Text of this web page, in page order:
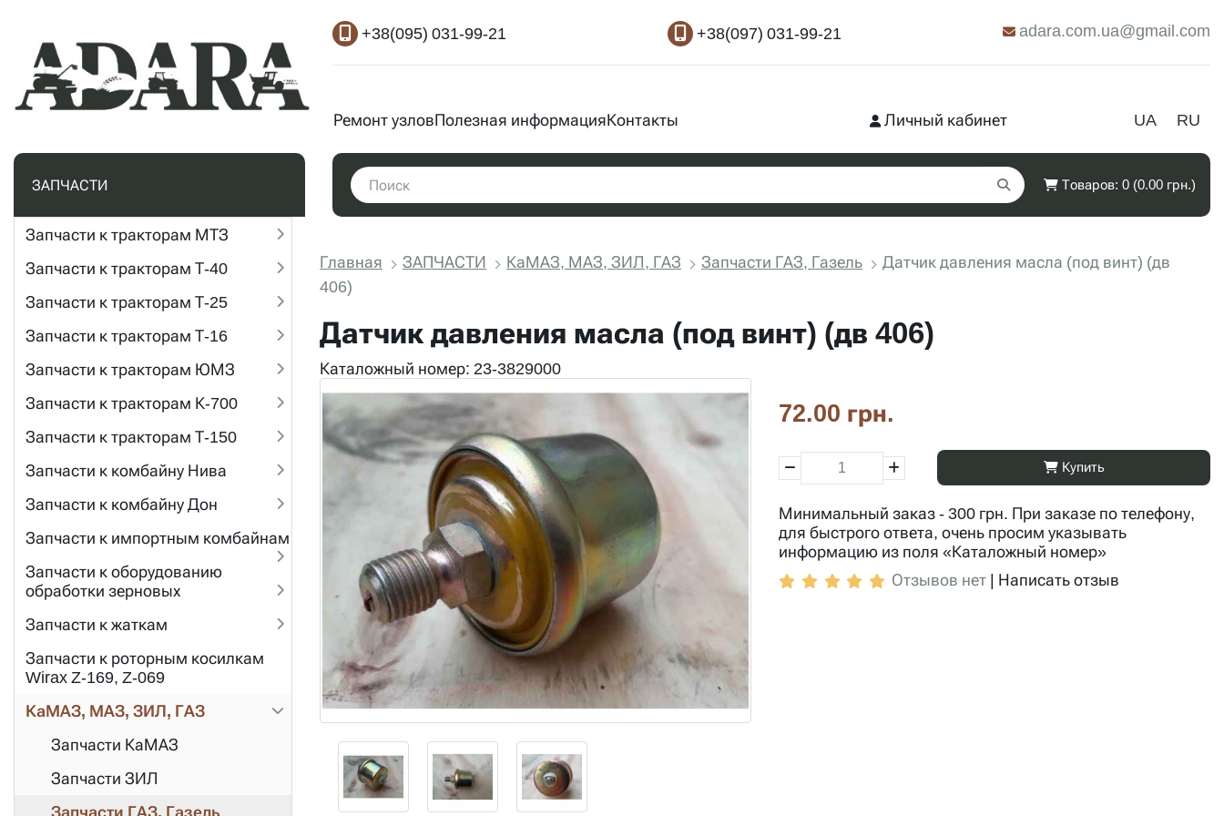
+38(095) 031-99-21 +38(097) 031-99-21 adara.com.ua@gmail.com
Ремонт узловПолезная информацияКонтакты UA RU
Личный кабинет
ЗАПЧАСТИ Товаров: 0 (0.00 грн.)
Запчасти к тракторам МТЗ
Запчасти к тракторам Т-40
Запчасти к тракторам Т-25
Запчасти к тракторам Т-16
Запчасти к тракторам ЮМЗ
Запчасти к тракторам К-700
Запчасти к тракторам Т-150
Запчасти к комбайну Нива
Запчасти к комбайну Дон
Запчасти к импортным комбайнам
Запчасти к оборудованию
обработки зерновых
Запчасти к жаткам
Запчасти к роторным косилкам
Wirax Z-169, Z-069
КаМАЗ, МАЗ, ЗИЛ, ГАЗ
Запчасти КаМАЗ
Запчасти ЗИЛ
Запчасти ГАЗ, Газель
Главная ЗАПЧАСТИ КаМАЗ, МАЗ, ЗИЛ, ГАЗ Запчасти ГАЗ, Газель
Датчик давления масла (под винт) (дв
406)
Датчик давления масла (под винт) (дв 406)
Каталожный номер: 23-3829000
72.00 грн.
Купить
Минимальный заказ - 300 грн. При заказе по телефону,
для быстрого ответа, очень просим указывать
информацию из поля «Каталожный номер»
Отзывов нет | Написать отзыв